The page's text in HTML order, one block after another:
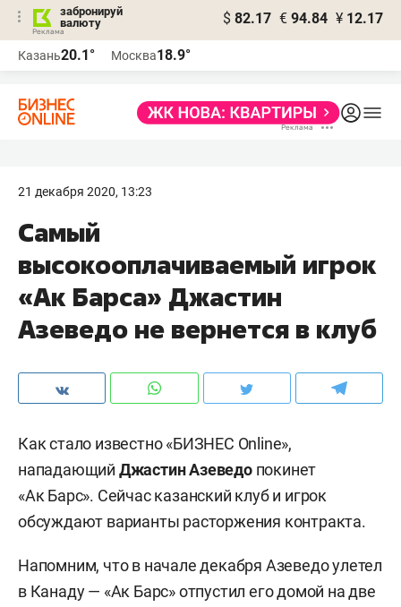
забронируй
валюту
$ 82.17 € 94.84 ¥ 12.17
Казань20.1° Москва18.9°
21 декабря 2020, 13:23
Самый
высокооплачиваемый игрок
«Ак Барса» Джастин
Азеведо не вернется в клуб
Как стало известно «БИЗНЕС Online»,
нападающий Джастин Азеведопокинет
«Ак Барс». Сейчас казанский клуб и игрок
обсуждают варианты расторжения контракта.
Напомним, что в начале декабря Азеведо улетел
в Канаду — «Ак Барс» отпустил его домой на две